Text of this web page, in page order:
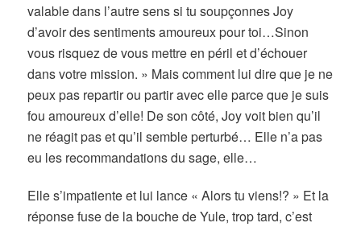
valable dans l’autre sens si tu soupçonnes Joy
d’avoir des sentiments amoureux pour toi…Sinon
vous risquez de vous mettre en péril et d’échouer
dans votre mission. » Mais comment lui dire que je ne
peux pas repartir ou partir avec elle parce que je suis
fou amoureux d’elle! De son côté, Joy voit bien qu’il
ne réagit pas et qu’il semble perturbé… Elle n’a pas
eu les recommandations du sage, elle…
Elle s’impatiente et lui lance « Alors tu viens!? » Et la
réponse fuse de la bouche de Yule, trop tard, c’est